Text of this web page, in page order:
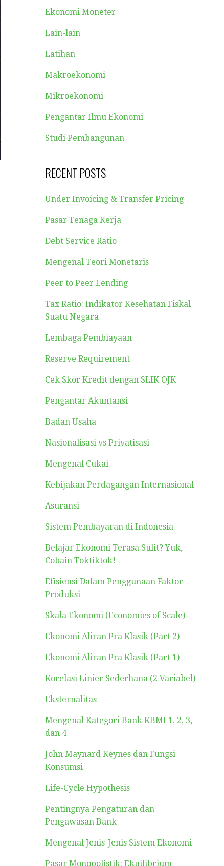
Ekonomi Moneter
Lain-lain
Latihan
Makroekonomi
Mikroekonomi
Pengantar Ilmu Ekonomi
Studi Pembangunan
RECENT POSTS
Under Invoicing & Transfer Pricing
Pasar Tenaga Kerja
Debt Service Ratio
Mengenal Teori Monetaris
Peer to Peer Lending
Tax Ratio: Indikator Kesehatan Fiskal
Suatu Negara
Lembaga Pembiayaan
Reserve Requirement
Cek Skor Kredit dengan SLIK OJK
Pengantar Akuntansi
Badan Usaha
Nasionalisasi vs Privatisasi
Mengenal Cukai
Kebijakan Perdagangan Internasional
Asuransi
Sistem Pembayaran di Indonesia
Belajar Ekonomi Terasa Sulit? Yuk,
Cobain Toktiktok!
Efisiensi Dalam Penggunaan Faktor
Produksi
Skala Ekonomi (Economies of Scale)
Ekonomi Aliran Pra Klasik (Part 2)
Ekonomi Aliran Pra Klasik (Part 1)
Korelasi Linier Sederhana (2 Variabel)
Eksternalitas
Mengenal Kategori Bank KBMI 1, 2, 3,
dan 4
John Maynard Keynes dan Fungsi
Konsumsi
Life-Cycle Hypothesis
Pentingnya Pengaturan dan
Pengawasan Bank
Mengenal Jenis-Jenis Sistem Ekonomi
Pasar Monopolistik: Ekuilibrium